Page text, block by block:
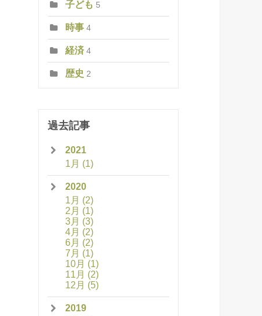
子ども 5
時事 4
経済 4
歴史 2
過去記事
2021
1月 (1)
2020
1月 (2)
2月 (1)
3月 (3)
4月 (2)
6月 (2)
7月 (1)
10月 (1)
11月 (2)
12月 (5)
2019